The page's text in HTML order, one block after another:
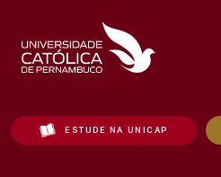
ESTUDE NA UNICAP